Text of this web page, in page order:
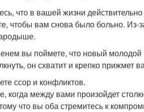
что в вашей жизни
чтобы вам снова было больно. Из-
вы поймете, что новый молодой
он схватит и крепко прижмет
ссор и конфликтов.
когда между вами произойдет
что вы оба стремитесь к